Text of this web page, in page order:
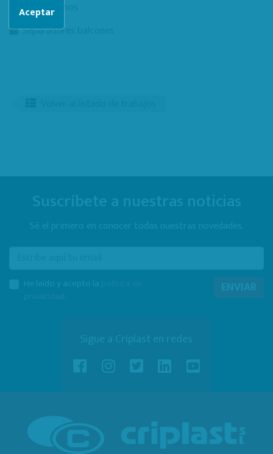
Falsos techos
Separadores balcones
ENVIAR
Sigue a Criplast en redes
Aceptar